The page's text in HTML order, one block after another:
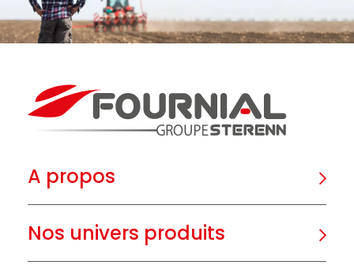
A propos
Nos univers produits